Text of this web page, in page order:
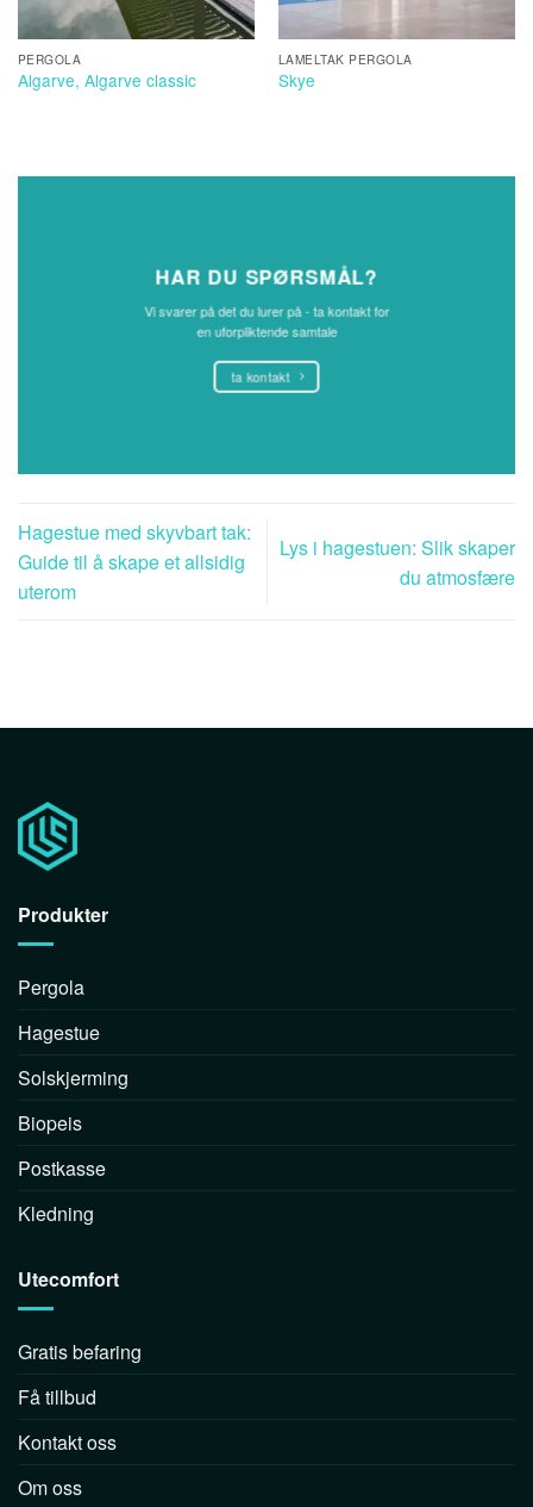
PERGOLA
Algarve, Algarve classic
LAMELTAK PERGOLA
Skye
HAR DU SPØRSMÅL?
Vi svarer på det du lurer på - ta kontakt for
en uforpliktende samtale
ta kontakt
Hagestue med skyvbart tak:
Guide til å skape et allsidig
uterom
Lys i hagestuen: Slik skaper
du atmosfære
Produkter
Pergola
Hagestue
Solskjerming
Biopeis
Postkasse
Kledning
Utecomfort
Gratis befaring
Få tillbud
Kontakt oss
Om oss